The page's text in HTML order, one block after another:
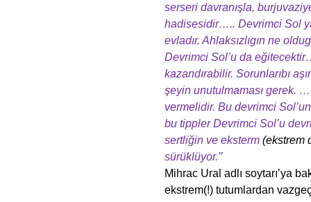
serseri davranışla,
hadisesidir….. Devrimci Sol
evladır. Ahlaksızlıgın ne
Devrimci Sol’u da
kazandırabilir. Sorunlarıbı
şeyin unutulmaması gerek.
vermelidir. Bu devrimci
bu tippler Devrimci Sol’u
sertliğin ve eksterm (ekstrem
sürüklüyor.’’
Mihrac Ural adlı soytarı’ya
ekstrem(!) tutumlardan